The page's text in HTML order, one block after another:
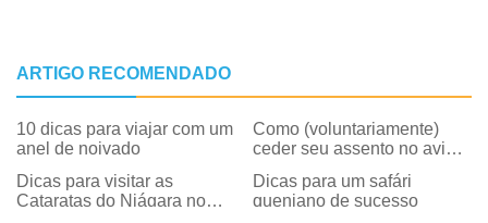
ARTIGO RECOMENDADO
10 dicas para viajar com um
anel de noivado
Como (voluntariamente)
ceder seu assento no avião
em troca de dinheiro
Dicas para visitar as
Cataratas do Niágara no
Dicas para um safári
queniano de sucesso